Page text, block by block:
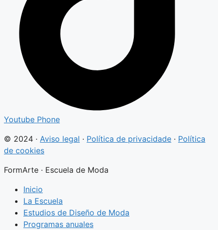
Youtube Phone
© 2024 · Aviso legal · Política de privacidade · Política
de cookies
FormArte · Escuela de Moda
Inicio
La Escuela
Estudios de Diseño de Moda
Programas anuales